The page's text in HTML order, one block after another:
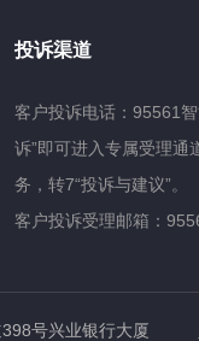
投诉渠道
客户投诉电话：95561
诉”即可进入专属受理通
务，转7“投诉与建议”。
客户投诉受理邮箱：
号兴业银行大厦